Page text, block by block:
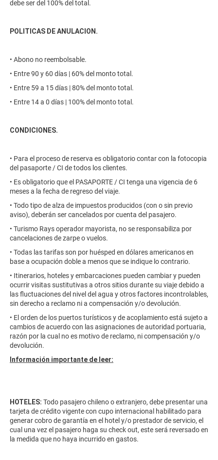
debe ser del 100% del total.
POLITICAS DE ANULACION.
• Abono no reembolsable.
• Entre 90 y 60 días | 60% del monto total.
• Entre 59 a 15 días | 80% del monto total.
• Entre 14 a 0 días | 100% del monto total.
CONDICIONES.
• Para el proceso de reserva es obligatorio contar con la fotocopia
del pasaporte / CI de todos los clientes.
• Es obligatorio que el PASAPORTE / CI tenga una vigencia de 6
meses a la fecha de regreso del viaje.
• Todo tipo de alza de impuestos producidos (con o sin previo
aviso), deberán ser cancelados por cuenta del pasajero.
• Turismo Rays operador mayorista, no se responsabiliza por
cancelaciones de zarpe o vuelos.
• Todas las tarifas son por huésped en dólares americanos en
base a ocupación doble a menos que se indique lo contrario.
• Itinerarios, hoteles y embarcaciones pueden cambiar y pueden
ocurrir visitas sustitutivas a otros sitios durante su viaje debido a
las fluctuaciones del nivel del agua y otros factores incontrolables,
sin derecho a reclamo ni a compensación y/o devolución.
• El orden de los puertos turísticos y de acoplamiento está sujeto a
cambios de acuerdo con las asignaciones de autoridad portuaria,
razón por la cual no es motivo de reclamo, ni compensación y/o
devolución.
Información importante de leer:
HOTELES: Todo pasajero chileno o extranjero, debe presentar una
tarjeta de crédito vigente con cupo internacional habilitado para
generar cobro de garantía en el hotel y/o prestador de servicio, el
cual una vez el pasajero haga su check out, este será reversado en
la medida que no haya incurrido en gastos.